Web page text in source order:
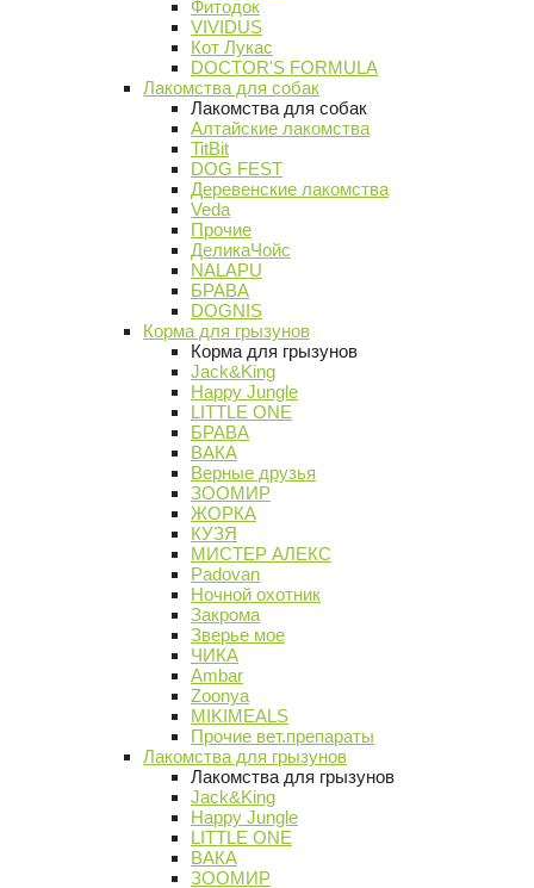
Фитодок
VIVIDUS
Кот Лукас
DOCTOR'S FORMULA
Лакомства для собак
Лакомства для собак
Алтайские лакомства
TitBit
DOG FEST
Деревенские лакомства
Veda
Прочие
ДеликаЧойс
NALAPU
БРАВА
DOGNIS
Корма для грызунов
Корма для грызунов
Jack&King
Happy Jungle
LITTLE ONE
БРАВА
ВАКА
Верные друзья
ЗООМИР
ЖОРКА
КУЗЯ
МИСТЕР АЛЕКС
Padovan
Ночной охотник
Закрома
Зверье мое
ЧИКА
Ambar
Zoonya
MIKIMEALS
Прочие вет.препараты
Лакомства для грызунов
Лакомства для грызунов
Jack&King
Happy Jungle
LITTLE ONE
ВАКА
ЗООМИР